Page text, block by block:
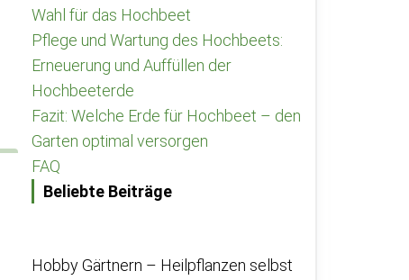
Wahl für das Hochbeet
Pflege und Wartung des Hochbeets:
Erneuerung und Auffüllen der
Hochbeeterde
Fazit: Welche Erde für Hochbeet – den
Garten optimal versorgen
FAQ
Beliebte Beiträge
Hobby Gärtnern – Heilpflanzen selbst